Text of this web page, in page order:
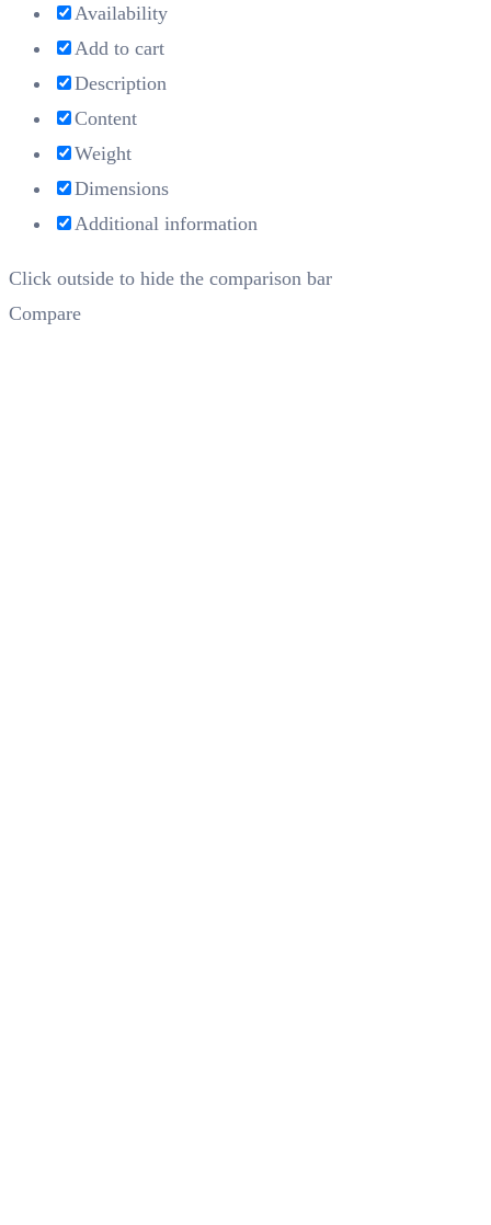
Availability
Add to cart
Description
Content
Weight
Dimensions
Additional information
Click outside to hide the comparison bar
Compare